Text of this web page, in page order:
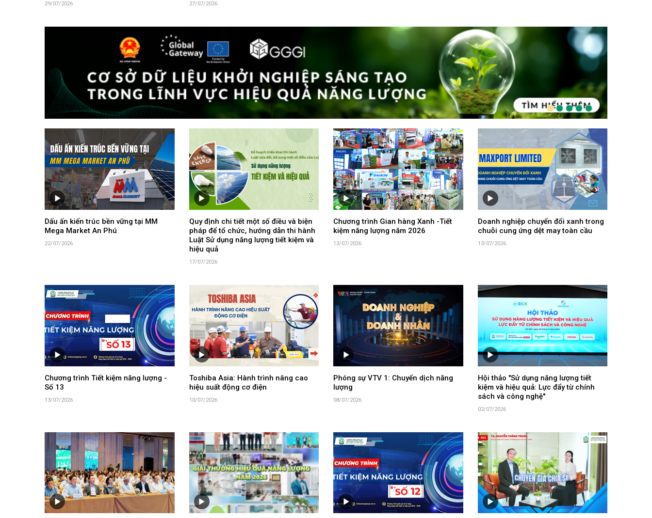
29/07/2026 27/07/2026
Dấu ấn kiến trúc bền vững tại MM
Mega Market An Phú
22/07/2026
Quy định chi tiết một số điều và biện
pháp để tổ chức, hướng dẫn thi hành
Luật Sử dụng năng lượng tiết kiệm và
hiệu quả
17/07/2026
Chương trình Gian hàng Xanh -Tiết
kiệm năng lượng năm 2026
13/07/2026
Doanh nghiệp chuyển đổi xanh trong
chuỗi cung ứng dệt may toàn cầu
13/07/2026
Chương trình Tiết kiệm năng lượng -
Số 13
13/07/2026
Toshiba Asia: Hành trình nâng cao
hiệu suất động cơ điện
10/07/2026
Phóng sự VTV 1: Chuyển dịch năng
lượng
08/07/2026
Hội thảo "Sử dụng năng lượng tiết
kiệm và hiệu quả: Lực đẩy từ chính
sách và công nghệ"
02/07/2026